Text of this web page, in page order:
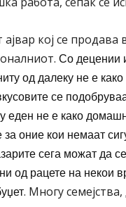
кој се
Со децении
од далеку не е
се
еден не е како
оние кои немаат
сега можат да
од рацете на некои
. Многу